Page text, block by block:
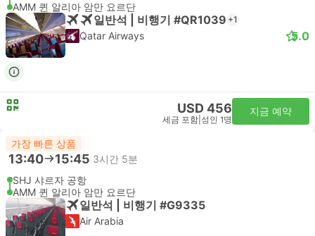
AMM 퀸 알리아 암만 요르단
일반석 | 비행기 #QR1039 +1
Qatar Airways 5.0
USD 456
세금 포함 성인 1명
지금 예약
가장 빠른 상품
13:40 15:45 3시간 5분
SHJ 샤르자 공항
AMM 퀸 알리아 암만 요르단
일반석 | 비행기 #G9335
Air Arabia